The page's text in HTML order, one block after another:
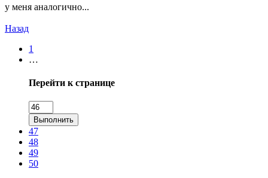
у меня аналогично...
Назад
1
…
Перейти к странице
Выполнить
47
48
49
50